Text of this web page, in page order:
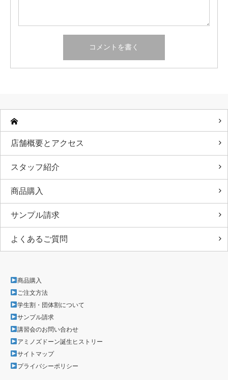
店舗概要とアクセス
スタッフ紹介
商品購入
サンプル請求
よくあるご質問
商品購入
ご注文方法
学生割・団体割について
サンプル請求
講習会のお問い合わせ
アミノズドーン誕生ヒストリー
サイトマップ
プライバシーポリシー